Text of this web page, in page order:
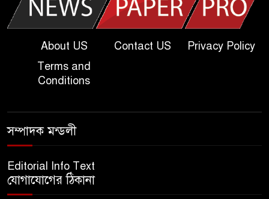
খুবি সি ইউনিট ভর্তি পরীক্ষার প্রশ্ন
২০২৫ | KU C Unit Admission
Question
About US Contact US
Privacy Policy
Terms and
Conditions
সম্পাদক মন্ডলী
Editorial Info Text
যোগাযোগের ঠিকানা